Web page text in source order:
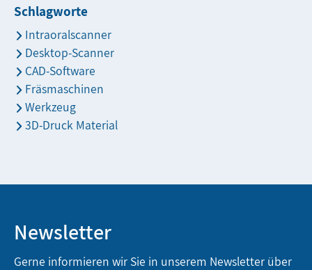
Schlagworte
Intraoralscanner
Desktop-Scanner
CAD-Software
Fräsmaschinen
Werkzeug
3D-Druck Material
Newsletter
Gerne informieren wir Sie in unserem Newsletter über